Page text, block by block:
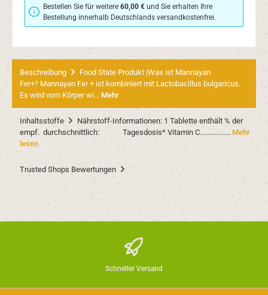
Bestellen Sie für weitere60,00 € und Sie erhalten Ihre
Bestellung innerhalb Deutschlands versandkostenfrei.
Beschreibung
Food State Produkt |Was ist Mannayan
Fer+? Mannayan Fer + ist kombiniert mit Lactobacillus bulgaricus.
Es wird vom Körper wi… Mehr
Inhaltsstoffe
Nährstoff-Informationen: 1 Tablette enthält % der
empf. durchschnittlich: Tagesdosis* Vitamin C................. Mehr
lesen
Trusted Shops Bewertungen
Schneller Versand